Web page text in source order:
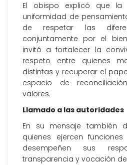
El obispo explicó que
uniformidad de
de respetar las
conjuntamente por el
invitó a fortalecer la
respeto entre quienes
distintas y recuperar el
espacio de
valores.
Llamado a las autoridades
En su mensaje también
quienes ejercen
desempeñen sus
transparencia y vocación